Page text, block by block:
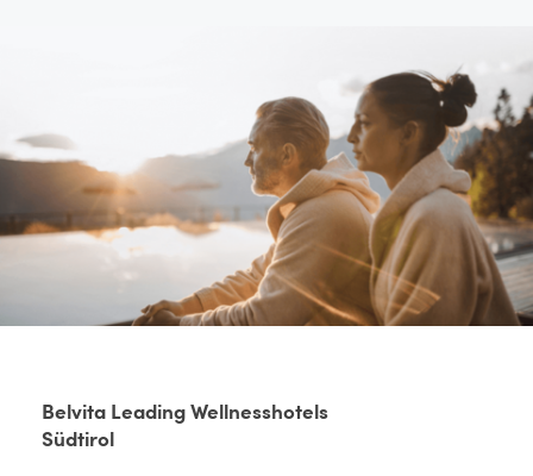
Belvita Leading Wellnesshotels
Südtirol